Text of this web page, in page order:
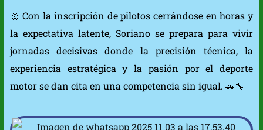
🥇 Con la inscripción de pilotos cerrándose en horas y
la expectativa latente, Soriano se prepara para vivir
jornadas decisivas donde la precisión técnica, la
experiencia estratégica y la pasión por el deporte
motor se dan cita en una competencia sin igual. 🚗🔧